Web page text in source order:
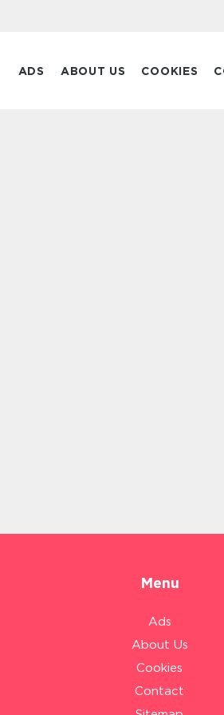
ADS ABOUT US COOKIES
Menu
Ads
About Us
Cookies
Contact